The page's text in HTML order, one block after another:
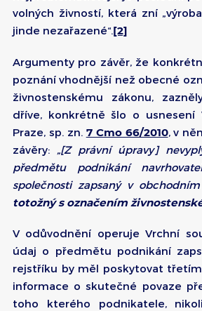
volných živností, která zní
jinde nezařazené“.[2]
Argumenty pro závěr, že
poznání vhodnější než obecné
živnostenskému zákonu,
dříve, konkrétně šlo o usnesení
Praze, sp. zn. 7 Cmo 66/2010, v
závěry: „[Z právní úpravy]
předmětu podnikání
společnosti zapsaný v
totožný s označením
V odůvodnění operuje Vrchní
údaj o předmětu podnikání
rejstříku by měl poskytovat
informace o skutečné povaze
toho kterého podnikatele,